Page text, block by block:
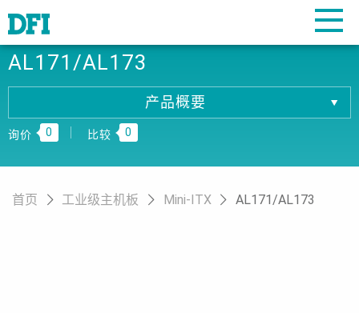
AL171/AL173
产品概要
产品概要
相關下载
订购资讯
询价 0 比较 0
首页 工业级主机板 Mini-ITX AL171/AL173